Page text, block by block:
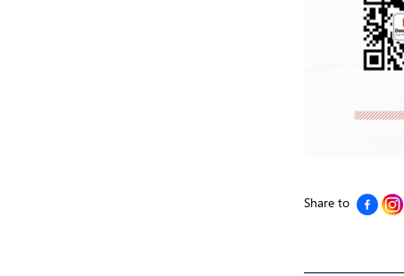
Share to